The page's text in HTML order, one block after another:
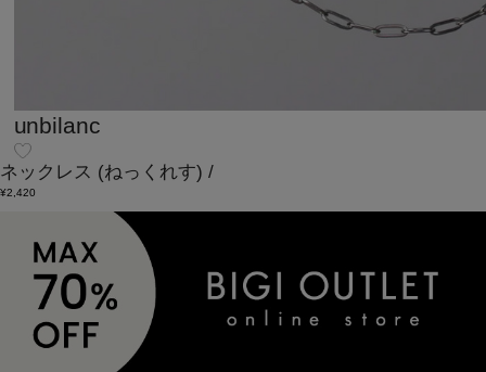
unbilanc
ネックレス (ねっくれす) /
¥2,420